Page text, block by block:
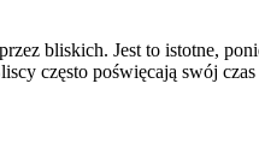
bliskich. Jest to istotne,
często poświęcają swój